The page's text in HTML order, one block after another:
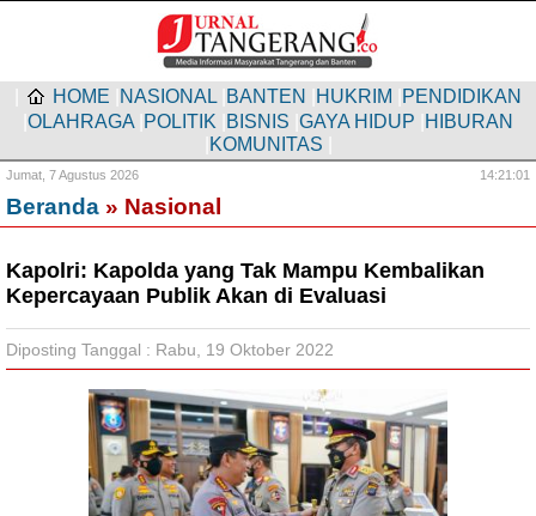
HOME NASIONAL BANTEN HUKRIM PENDIDIKAN
OLAHRAGA POLITIK BISNIS GAYA HIDUP HIBURAN
KOMUNITAS
Jumat, 7 Agustus 2026 14:21:01
Beranda » Nasional
Kapolri: Kapolda yang Tak Mampu Kembalikan
Kepercayaan Publik Akan di Evaluasi
Diposting Tanggal : Rabu, 19 Oktober 2022